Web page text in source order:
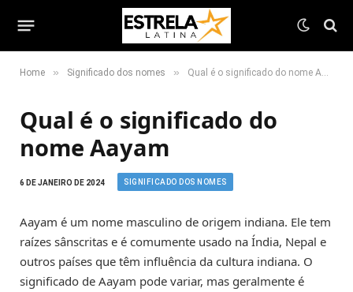
Home » Significado dos nomes » Qual é o significado do nome Aayam
Qual é o significado do
nome Aayam
6 DE JANEIRO DE 2024 SIGNIFICADO DOS NOMES
Aayam é um nome masculino de origem indiana. Ele tem
raízes sânscritas e é comumente usado na Índia, Nepal e
outros países que têm influência da cultura indiana. O
significado de Aayam pode variar, mas geralmente é